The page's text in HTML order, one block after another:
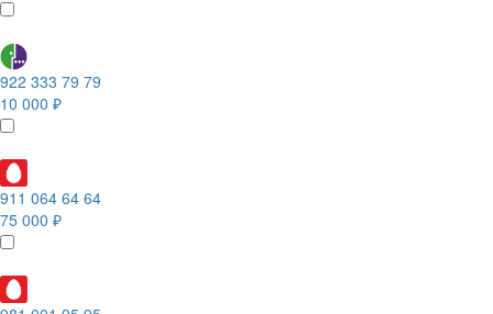
922 333 79 79
10 000 ₽
911 064 64 64
75 000 ₽